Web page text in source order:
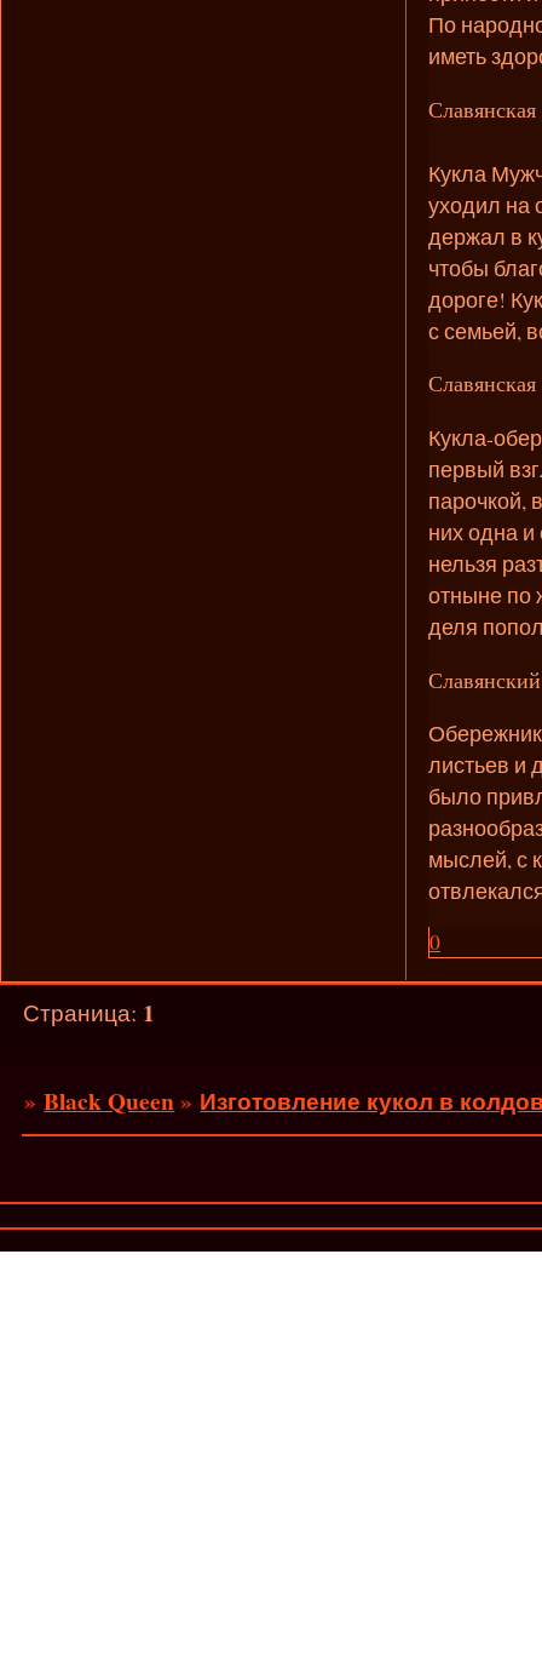
По
иметь
Кукла
уходил на
держал в
чтобы
дороге!
с семьей,
Кукла-
первый
парочкой,
них одна и
нельзя
отныне по
деля
Обережник
листьев и
было
мыслей, с
0
Страница: 1
»Black Queen» Изготовление кукол в